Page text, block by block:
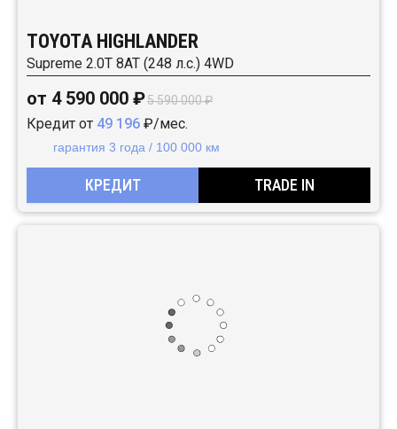
TOYOTA HIGHLANDER
Supreme 2.0T 8AT (248 л.с.) 4WD
от 4 590 000 ₽5 590 000 ₽
Кредит от 49 196 ₽/мес.
гарантия 3 года / 100 000 км
КРЕДИТ TRADE IN